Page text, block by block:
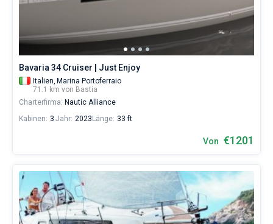
wählen,
chartern
verwalten.
Im
Sailica-
Katalog
der
Angebote
Bastia
von
Bavaria 34 Cruiser | Just Enjoy
Italien, Marina Portoferraio
71.1 km von Bastia
Charterfirma: Nautic Alliance
Kabinen: 3 Jahr: 2023 Länge: 33 ft
Von €1201
Bareboat
Kapitan